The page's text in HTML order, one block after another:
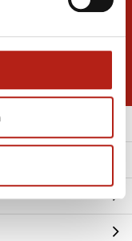
Inschrijven voor
korting